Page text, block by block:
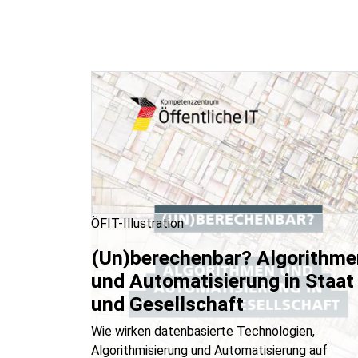
ÖFIT-Illustration
(Un)berechenbar?
und Automatisierung in Staat
und Gesellschaft
Wie wirken datenbasierte Technologien,
Algorithmisierung und Automatisierung auf